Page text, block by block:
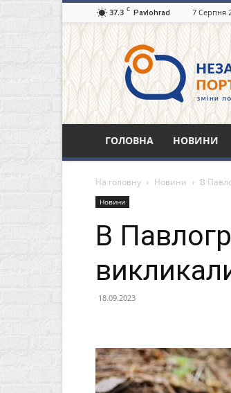
37.3 C Pavlohrad 7 Серпня
ГОЛОВНА НОВИНИ
На головну Новини В
Новини
В
18.09.2023